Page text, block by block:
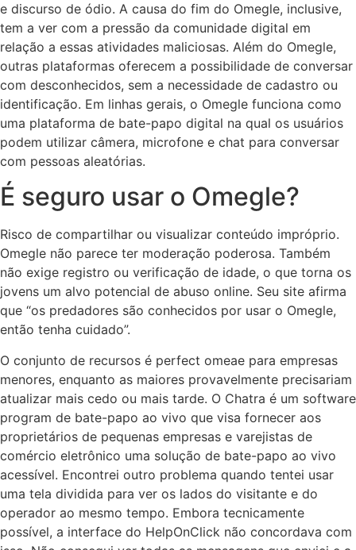
e discurso de ódio. A causa do fim do Omegle, inclusive,
tem a ver com a pressão da comunidade digital em
relação a essas atividades maliciosas. Além do Omegle,
outras plataformas oferecem a possibilidade de conversar
com desconhecidos, sem a necessidade de cadastro ou
identificação. Em linhas gerais, o Omegle funciona como
uma plataforma de bate-papo digital na qual os usuários
podem utilizar câmera, microfone e chat para conversar
com pessoas aleatórias.
É seguro usar o Omegle?
Risco de compartilhar ou visualizar conteúdo impróprio.
Omegle não parece ter moderação poderosa. Também
não exige registro ou verificação de idade, o que torna os
jovens um alvo potencial de abuso online. Seu site afirma
que “os predadores são conhecidos por usar o Omegle,
então tenha cuidado”.
O conjunto de recursos é perfect omeae para empresas
menores, enquanto as maiores provavelmente precisariam
atualizar mais cedo ou mais tarde. O Chatra é um software
program de bate-papo ao vivo que visa fornecer aos
proprietários de pequenas empresas e varejistas de
comércio eletrônico uma solução de bate-papo ao vivo
acessível. Encontrei outro problema quando tentei usar
uma tela dividida para ver os lados do visitante e do
operador ao mesmo tempo. Embora tecnicamente
possível, a interface do HelpOnClick não concordava com